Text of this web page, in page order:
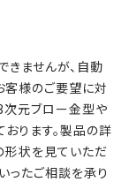
ませんが、自動
客様のご要望に対
次元ブロー金型や
ります。製品の詳
形状を見ていただ
ったご相談を承り